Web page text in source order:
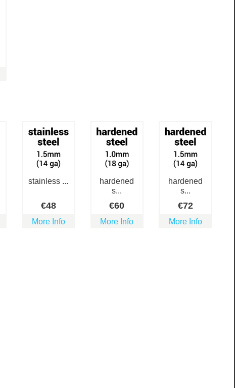
stainless ...
€48
More Info
hardened
s...
€60
More Info
hardened
s...
€72
More Info